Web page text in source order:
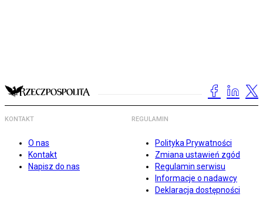
KONTAKT
O nas
Kontakt
Napisz do nas
REGULAMIN
Polityka Prywatności
Zmiana ustawień zgód
Regulamin serwisu
Informacje o nadawcy
Deklaracja dostępności